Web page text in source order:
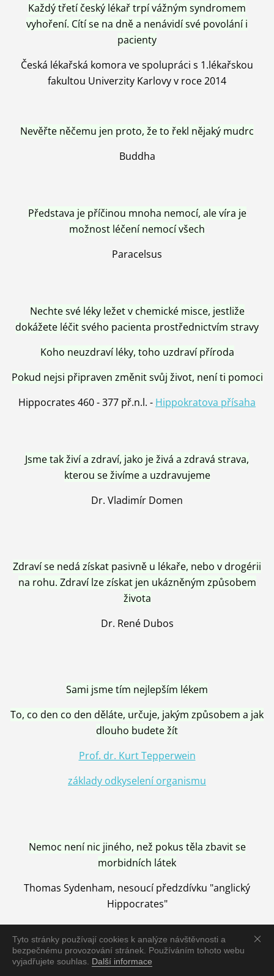
Tyto stránky používají cookies k analýze návštěvnosti a
bezpečnému provozování stránek. Používáním tohoto webu
vyjadřujete souhlas. Další informace
Každý třetí český lékař trpí vážným syndromem
vyhoření. Cítí se na dně a nenávidí své povolání i
pacienty
Česká lékařská komora ve spolupráci s 1.lékařskou
fakultou Univerzity Karlovy v roce 2014
Nevěřte něčemu jen proto, že to řekl nějaký mudrc
Buddha
Představa je příčinou mnoha nemocí, ale víra je
možnost léčení nemocí všech
Paracelsus
Nechte své léky ležet v chemické misce, jestliže
dokážete léčit svého pacienta prostřednictvím stravy
Koho neuzdraví léky, toho uzdraví příroda
Pokud nejsi připraven změnit svůj život, není ti pomoci
Hippocrates 460 - 377 př.n.l. - Hippokratova přísaha
Jsme tak živí a zdraví, jako je živá a zdravá strava,
kterou se živíme a uzdravujeme
Dr. Vladimír Domen
Zdraví se nedá získat pasivně u lékaře, nebo v drogérii
na rohu. Zdraví lze získat jen ukázněným způsobem
života
Dr. René Dubos
Sami jsme tím nejlepším lékem
To, co den co den děláte, určuje, jakým způsobem a jak
dlouho budete žít
Prof. dr. Kurt Tepperwein
základy odkyselení organismu
Nemoc není nic jiného, než pokus těla zbavit se
morbidních látek
Thomas Sydenham, nesoucí předzdívku "anglický
Hippocrates"
Nemoc je vyléčena jen pomocí Přírody, neutralizací a